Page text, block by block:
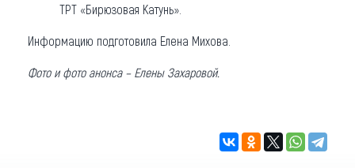
ТРТ «Бирюзовая Катунь».
Информацию подготовила Елена Михова.
Фото и фото анонса – Елены Захаровой.